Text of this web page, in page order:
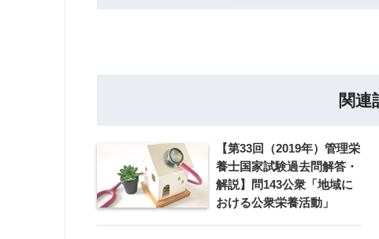
関連
【第33回（2019年）管理栄
養士国家試験過去問解答・
解説】問143公衆「地域に
おける公衆栄養活動」